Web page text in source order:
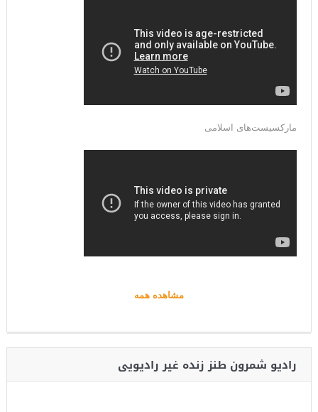
مارکسیست‌های اسلامی
مشاهده همه
رادیو شمرون طنز زنده غیر رادیویی